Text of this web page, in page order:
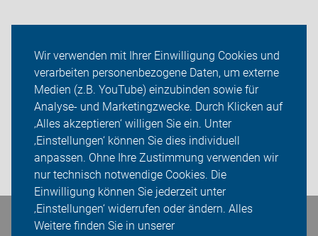
Wir verwenden mit Ihrer Einwilligung Cookies und
verarbeiten personenbezogene Daten, um externe
Medien (z.B. YouTube) einzubinden sowie für
Analyse- und Marketingzwecke. Durch Klicken auf
‚Alles akzeptieren‘ willigen Sie ein. Unter
‚Einstellungen‘ können Sie dies individuell
anpassen. Ohne Ihre Zustimmung verwenden wir
nur technisch notwendige Cookies. Die
Einwilligung können Sie jederzeit unter
‚Einstellungen‘ widerrufen oder ändern. Alles
Weitere finden Sie in unserer
Themen
ADFC Wartburgkreis
Sei dabei
Login
Bleiben Sie in Kontakt